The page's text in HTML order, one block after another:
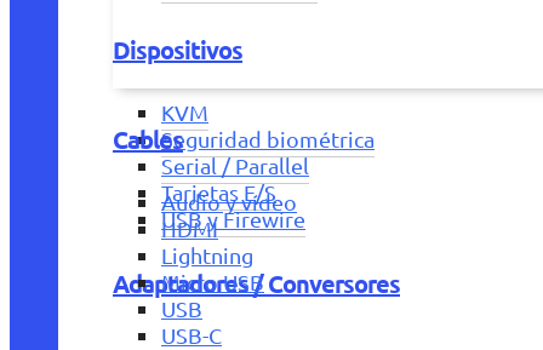
Dispositivos
KVM
Seguridad biométrica
Serial / Parallel
Tarjetas E/S
USB y Firewire
Adaptadores / Conversores
Cables
Audio y vídeo
HDMI
Lightning
Micro USB
USB
USB-C